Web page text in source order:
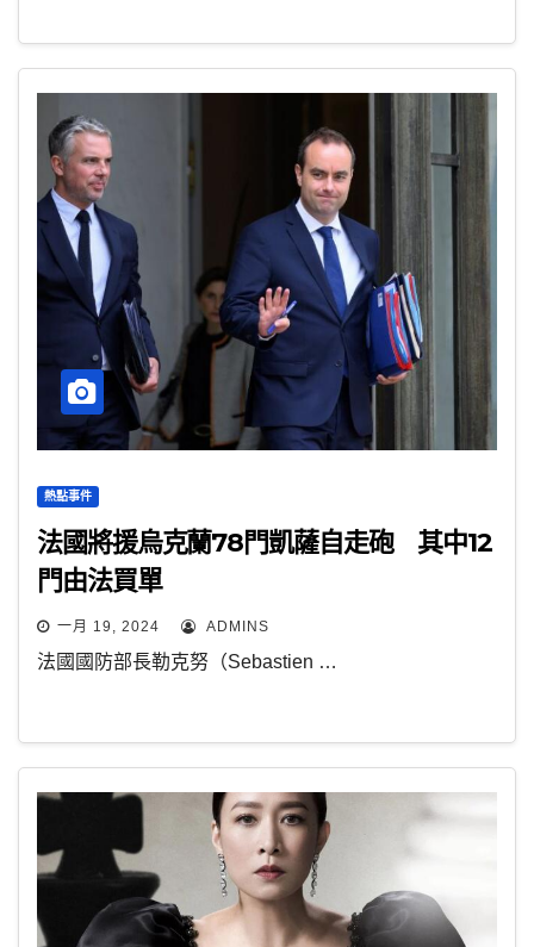
熱點事件
法國將援烏克蘭78門凱薩自走砲 其中12
門由法買單
一月 19, 2024 ADMINS
法國國防部長勒克努（Sebastien …